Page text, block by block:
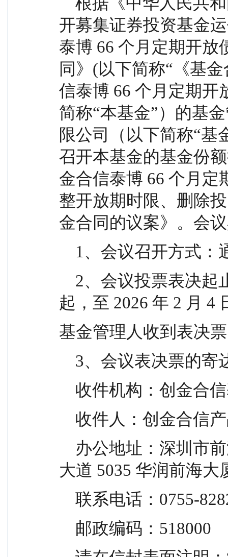
开募集证券投资基金
泰博 66 个月定期开放
同》(以下简称“《基
信泰博 66 个月定期开
简称“本基金”）的基
限公司（以下简称“基
召开本基金的基金份
金合信泰博 66 个月定
整开放期时限、删除
金合同的议案》。会
1、会议召开方式
起，至 2026 年 2 月 4
基金管理人收到表决
3、会议表决票的
收件机构：创金
收件人：创金合信
大道 5035 华润前海大
联系电话：0755-
    邮政编码：518000